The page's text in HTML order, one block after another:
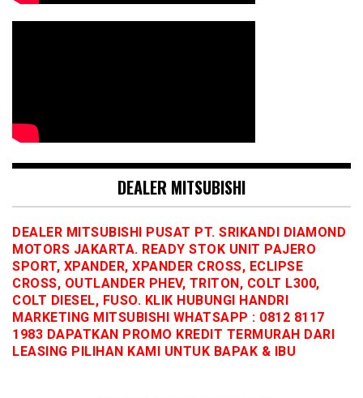
DEALER MITSUBISHI
DEALER MITSUBISHI PUSAT PT. SRIKANDI DIAMOND
MOTORS JAKARTA. READY STOK UNIT PAJERO
SPORT, XPANDER, XPANDER CROSS, ECLIPSE
CROSS, OUTLANDER PHEV, TRITON, COLT L300,
COLT DIESEL, FUSO. KLIK HUBUNGI HANDRI
MARKETING MITSUBISHI WHATSAPP : 0812 8117
1983 DAPATKAN PROMO KREDIT TERMURAH DARI
LEASING PILIHAN KAMI UNTUK BAPAK & IBU